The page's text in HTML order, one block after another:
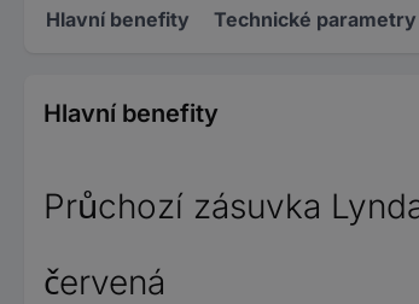
Hlavní benefity Technické parametry
Hlavní benefity
Průchozí zásuvka
červená